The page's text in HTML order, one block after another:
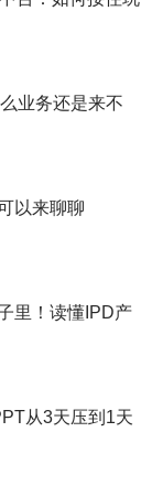
业务还是来不
以来聊聊
里！读懂IPD产
从3天压到1天